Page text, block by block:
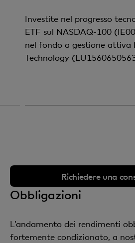
Investite nel progresso
ETF sul NASDAQ-100
nel fondo a gestione attiva
Technology
Richiedere una
Obbligazioni
L’andamento dei rendimenti
fortemente condizionato, a